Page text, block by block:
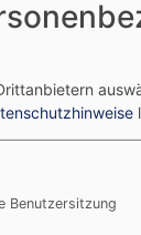
des
mit 15
Benutzersitzung